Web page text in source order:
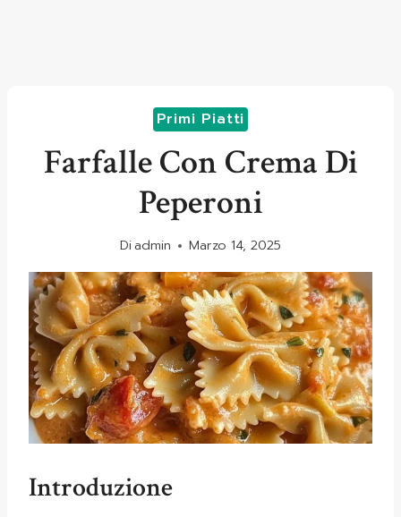
Primi Piatti
Farfalle Con Crema Di
Peperoni
Diadmin Marzo 14, 2025
Introduzione